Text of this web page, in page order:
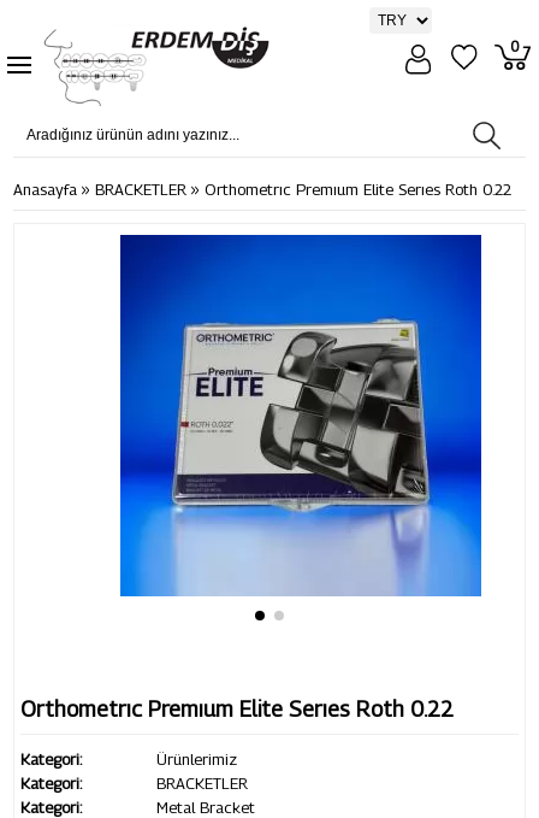
0
Anasayfa » BRACKETLER » Orthometrıc Premıum Elite Serıes Roth 0.22
Orthometrıc Premıum Elite Serıes Roth 0.22
Kategori:
Ürünlerimiz
Kategori:
BRACKETLER
Kategori:
Metal Bracket